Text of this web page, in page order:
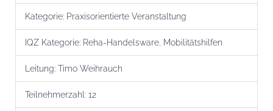
Kategorie: Praxisorientierte Veranstaltung
IQZ Kategorie: Reha-Handelsware, Mobilitätshilfen
Leitung: Timo Weihrauch
Teilnehmer­zahl: 12